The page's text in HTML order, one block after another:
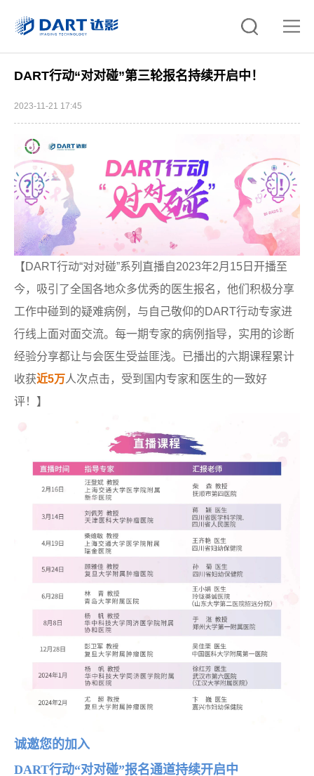
DART行动“对对碰”第三轮报名持续开启中！
2023-11-21 17:45
【DART行动“对对碰”系列直播自2023年2月15日开播至
今，吸引了全国各地众多优秀的医生报名，他们积极分享
工作中碰到的疑难病例，与自己敬仰的DART行动专家进
行线上面对面交流。每一期专家的病例指导，实用的诊断
经验分享都让与会医生受益匪浅。已播出的六期课程累计
收获近5万人次点击，受到国内专家和医生的一致好
评！】
诚邀您的加入
DART行动“对对碰”报名通道持续开启中